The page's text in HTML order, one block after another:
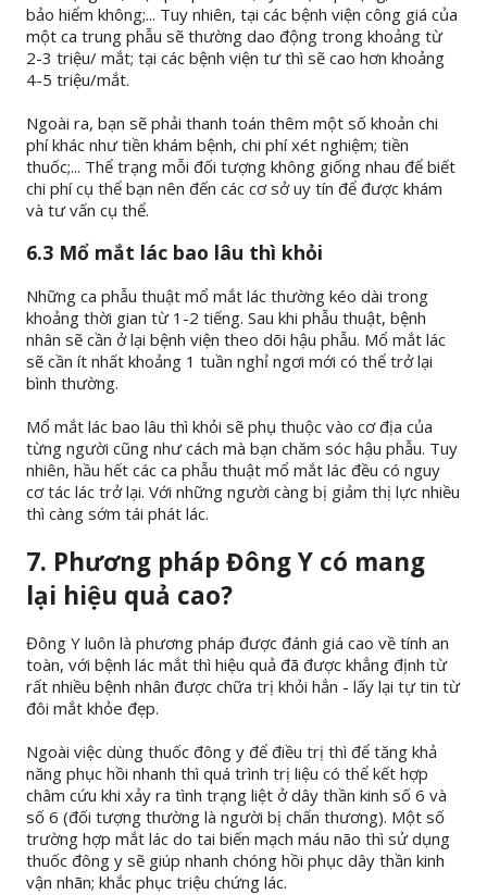
bảo hiểm không;... Tuy nhiên, tại các bệnh viện công giá của
một ca trung phẫu sẽ thường dao động trong khoảng từ
2-3 triệu/ mắt; tại các bệnh viện tư thì sẽ cao hơn khoảng
4-5 triệu/mắt.
Ngoài ra, bạn sẽ phải thanh toán thêm một số khoản chi
phí khác như tiền khám bệnh, chi phí xét nghiệm; tiền
thuốc;... Thể trạng mỗi đối tượng không giống nhau để biết
chi phí cụ thể bạn nên đến các cơ sở uy tín để được khám
và tư vấn cụ thể.
6.3 Mổ mắt lác bao lâu thì khỏi
Những ca phẫu thuật mổ mắt lác thường kéo dài trong
khoảng thời gian từ 1-2 tiếng. Sau khi phẫu thuật, bệnh
nhân sẽ cần ở lại bệnh viện theo dõi hậu phẫu. Mổ mắt lác
sẽ cần ít nhất khoảng 1 tuần nghỉ ngơi mới có thể trở lại
bình thường.
Mổ mắt lác bao lâu thì khỏi sẽ phụ thuộc vào cơ địa của
từng người cũng như cách mà bạn chăm sóc hậu phẫu. Tuy
nhiên, hầu hết các ca phẫu thuật mổ mắt lác đều có nguy
cơ tác lác trở lại. Với những người càng bị giảm thị lực nhiều
thì càng sớm tái phát lác.
7. Phương pháp Đông Y có mang
lại hiệu quả cao?
Đông Y luôn là phương pháp được đánh giá cao về tính an
toàn, với bệnh lác mắt thì hiệu quả đã được khẳng định từ
rất nhiều bệnh nhân được chữa trị khỏi hẳn - lấy lại tự tin từ
đôi mắt khỏe đẹp.
Ngoài việc dùng thuốc đông y để điều trị thì để tăng khả
năng phục hồi nhanh thì quá trình trị liệu có thể kết hợp
châm cứu khi xảy ra tình trạng liệt ở dây thần kinh số 6 và
số 6 (đối tượng thường là người bị chấn thương). Một số
trường hợp mắt lác do tai biến mạch máu não thì sử dụng
thuốc đông y sẽ giúp nhanh chóng hồi phục dây thần kinh
vận nhãn; khắc phục triệu chứng lác.